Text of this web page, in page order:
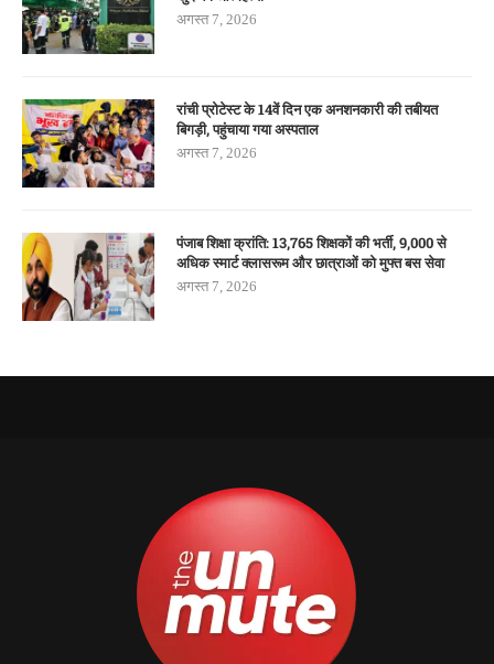
अगस्त 7, 2026
रांची प्रोटेस्ट के 14वें दिन एक अनशनकारी की तबीयत
बिगड़ी, पहुंचाया गया अस्पताल
अगस्त 7, 2026
पंजाब शिक्षा क्रांति: 13,765 शिक्षकों की भर्ती, 9,000 से
अधिक स्मार्ट क्लासरूम और छात्राओं को मुफ्त बस सेवा
अगस्त 7, 2026